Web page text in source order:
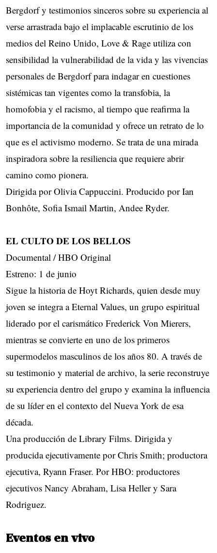
Bergdorf y testimonios sinceros sobre su experiencia al
verse arrastrada bajo el implacable escrutinio de los
medios del Reino Unido, Love & Rage utiliza con
sensibilidad la vulnerabilidad de la vida y las vivencias
personales de Bergdorf para indagar en cuestiones
sistémicas tan vigentes como la transfobia, la
homofobia y el racismo, al tiempo que reafirma la
importancia de la comunidad y ofrece un retrato de lo
que es el activismo moderno. Se trata de una mirada
inspiradora sobre la resiliencia que requiere abrir
camino como pionera.
Dirigida por Olivia Cappuccini. Producido por Ian
Bonhôte, Sofia Ismail Martin, Andee Ryder.
EL CULTO DE LOS BELLOS
Documental / HBO Original
Estreno: 1 de junio
Sigue la historia de Hoyt Richards, quien desde muy
joven se integra a Eternal Values, un grupo espiritual
liderado por el carismático Frederick Von Mierers,
mientras se convierte en uno de los primeros
supermodelos masculinos de los años 80. A través de
su testimonio y material de archivo, la serie reconstruye
su experiencia dentro del grupo y examina la influencia
de su líder en el contexto del Nueva York de esa
década.
Una producción de Library Films. Dirigida y
producida ejecutivamente por Chris Smith; productora
ejecutiva, Ryann Fraser. Por HBO: productores
ejecutivos Nancy Abraham, Lisa Heller y Sara
Rodriguez.
Eventos en vivo